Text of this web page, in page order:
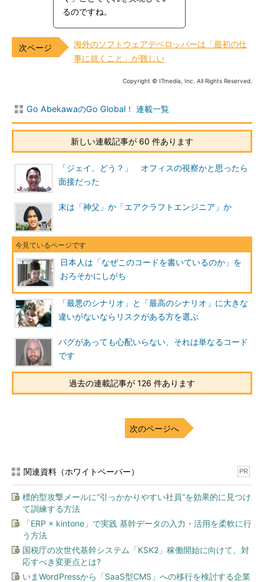
るのですね。
海外のソフトウェアデベロッパーは「最初の仕
事に就くこと」が難しい
Copyright © ITmedia, Inc. All Rights Reserved.
Go AbekawaのGo Global！ 連載一覧
新しい連載記事が 60 件あります
「ジェイ、どう？」 オフィスの視察かと思ったら
面接だった
末は「神父」か「エアクラフトエンジニア」か
日本人は「なぜこのコードを書いているのか」を
おろそかにしがち
「最悪のシナリオ」と「最高のシナリオ」に大きな
違いがないならリスクがある方を選ぶ
バグがあっても心配いらない、それは単なるコード
です
過去の連載記事が 126 件あります
次のページへ
関連資料（ホワイトペーパー） PR
標的型攻撃メールに“引っかかりやすい社員”を効果的に見つけ
て訓練する方法
「ERP × kintone」で実践 基幹データの入力・活用を柔軟に行
う方法
国税庁の次世代基幹システム「KSK2」稼働開始に向けて、対
応すべき変更点とは?
いまWordPressから「SaaS型CMS」への移行を検討する企業